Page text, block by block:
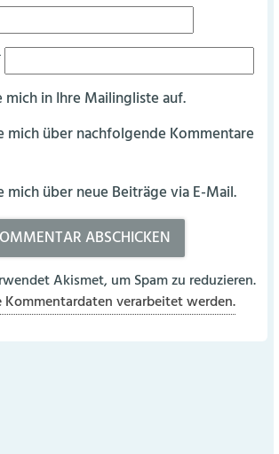
mich in Ihre Mailingliste auf.
mich über nachfolgende Kommentare
mich über neue Beiträge via E-Mail.
Akismet, um Spam zu reduzieren.
Kommentardaten verarbeitet werden.